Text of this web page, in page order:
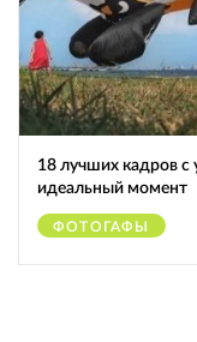
18 лучших кадров с
идеальный момент
ФОТОГАФЫ